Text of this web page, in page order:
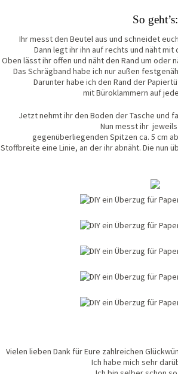
So geht’s:
Ihr messt den Beutel aus und schneidet
Dann legt ihr ihn auf rechts und näht mit
Oben lässt ihr offen und näht den Rand um oder
Das Schrägband habe ich nur außen
Darunter habe ich den Rand der
mit Büroklammern auf
Jetzt nehmt ihr den Boden der Tasche und
Nun messt ihr
gegenüberliegenden Spitzen ca. 5 cm
Stoffbreite eine Linie, an der ihr abnäht. Die nun
Vielen lieben Dank für Eure zahlreichen
Ich habe mich sehr